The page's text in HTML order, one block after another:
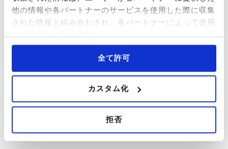
他の情報や各パートナーのサービスを使用した際に収集
された情報と組み合わされ、各パートナーによって使用
全て許可
カスタム化
拒否
ชื่อบริษัท
ไม่กำหนด